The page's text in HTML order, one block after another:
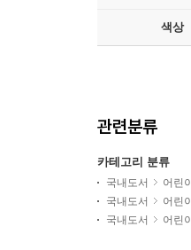
색상
관련분류
카테고리 분류
국내도서 어린이
국내도서
어린이
국내도서
어린이